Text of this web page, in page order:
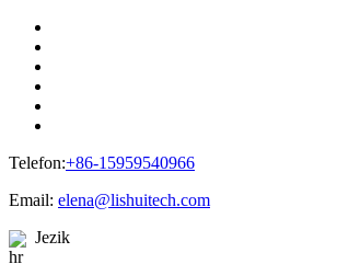
Telefon:+86-15959540966
Email: elena@lishuitech.com
Jezik